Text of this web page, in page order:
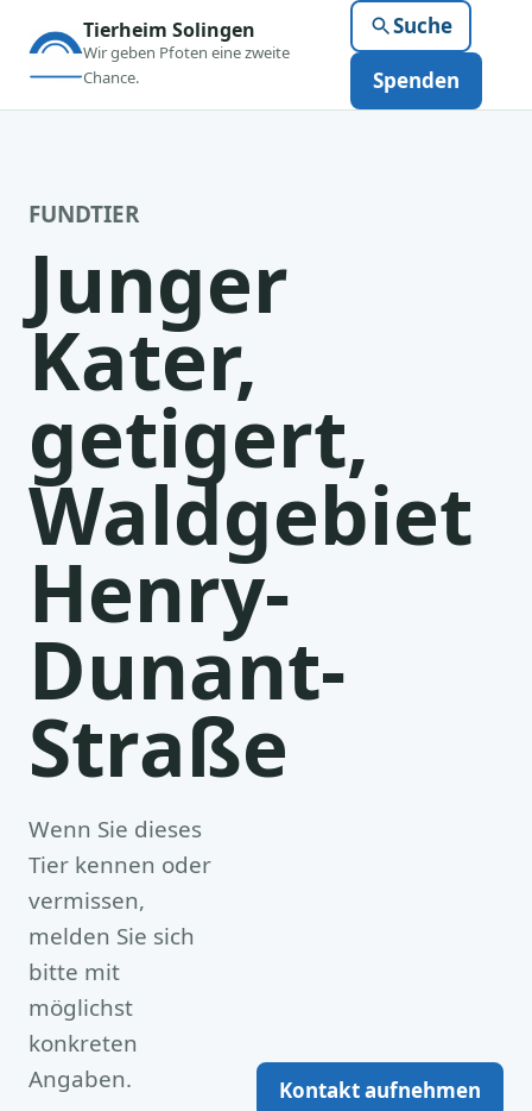
Tierheim Solingen
Wir geben Pfoten eine zweite
Chance.
Suche
Spenden
FUNDTIER
Junger
Kater,
getigert,
Waldgebiet
Henry-
Dunant-
Straße
Wenn Sie dieses
Tier kennen oder
vermissen,
melden Sie sich
bitte mit
möglichst
konkreten
Angaben.
Kontakt aufnehmen